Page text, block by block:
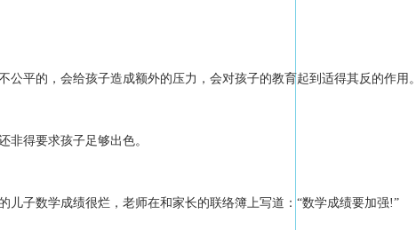
平的，会给孩子造成额外的压力，会对孩子的教育起到适得其反的作用。
非得要求孩子足够出色。
儿子数学成绩很烂，老师在和家长的联络簿上写道：“数学成绩要加强!”